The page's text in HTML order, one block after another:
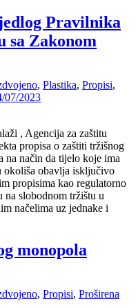
Pravilnika
sa Zakonom
, Plastika, Propisi,
07/2023
, Agencija za zaštitu
propisa o zaštiti tržišnog
na način da tijelo koje ima
okoliša obavlja isključivo
propisima kao regulatorno
slobodnom tržištu u
načelima uz jednake i
monopola
, Propisi, Proširena